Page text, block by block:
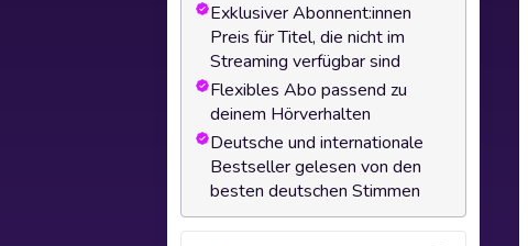
Exklusiver Abonnent:innen
Preis für Titel, die nicht im
Streaming verfügbar sind
Flexibles Abo passend zu
deinem Hörverhalten
Deutsche und internationale
Bestseller gelesen von den
besten deutschen Stimmen